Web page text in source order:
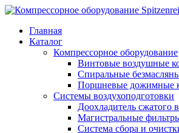
Главная
Каталог
Компрессорное оборудование
Винтовые воздушные
Спиральные
Поршневые дожимные
Системы воздухоподготовки
Доохладитель сжатого
Магистральные
Система сбора и